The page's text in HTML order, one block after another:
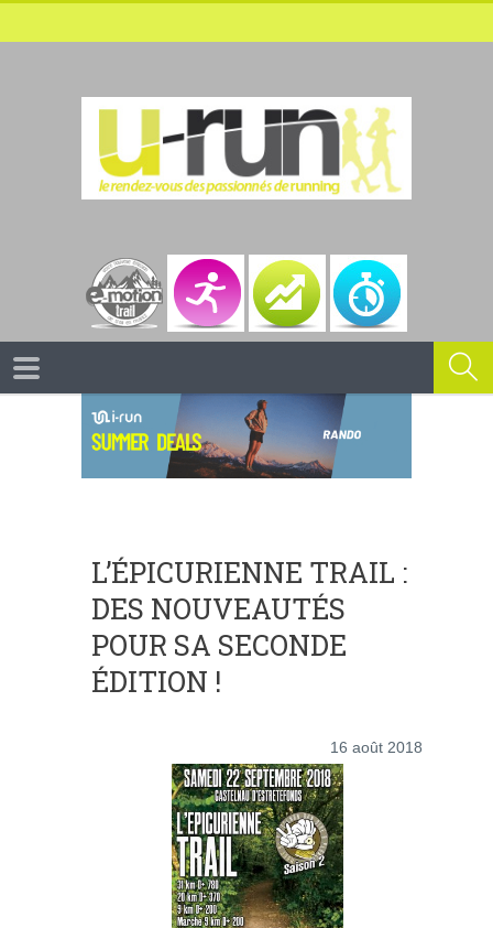
L’ÉPICURIENNE TRAIL :
DES NOUVEAUTÉS
POUR SA SECONDE
ÉDITION !
16 août 2018